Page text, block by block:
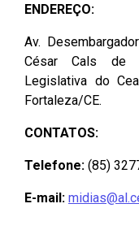
ENDEREÇO:
Av.
César Cals de
Legislativa do
Fortaleza/CE.
CONTATOS:
Telefone: (85)
E-mail: